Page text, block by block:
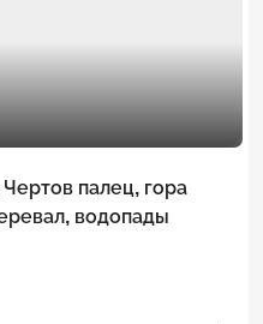
палец, гора
водопады